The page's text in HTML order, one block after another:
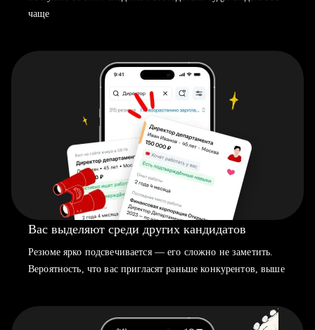
чаще
Вас выделяют среди других кандидатов
Резюме ярко подсвечивается — его сложно не заметить.
Вероятность, что вас пригласят раньше конкурентов, выше